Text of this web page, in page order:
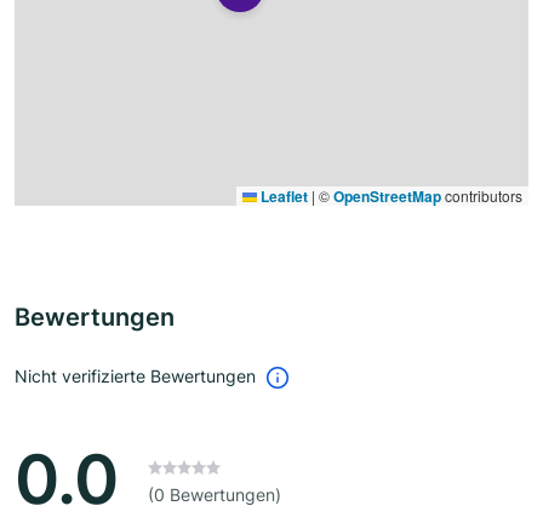
Leaflet | ©OpenStreetMapcontributors
Bewertungen
Nicht verifizierte Bewertungen
0.0 (0 Bewertungen)